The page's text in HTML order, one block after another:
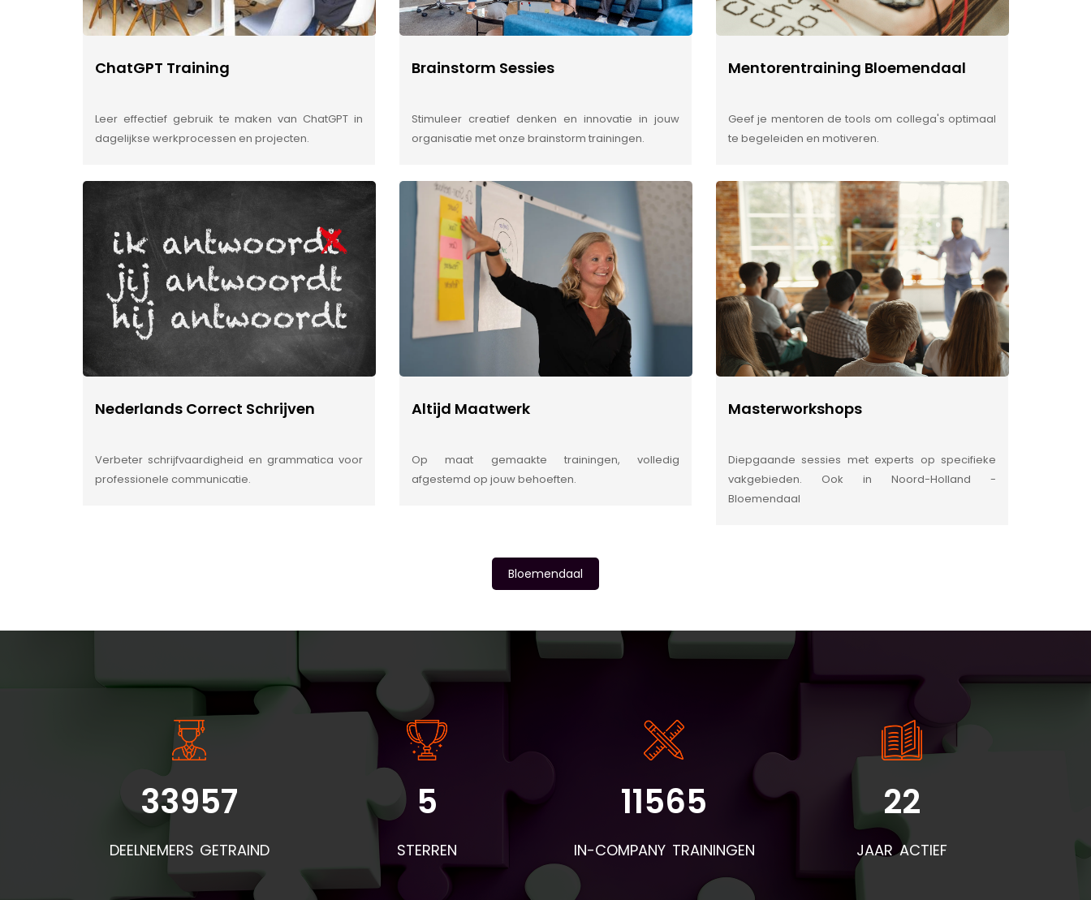
ChatGPT Training
Leer effectief gebruik te maken van ChatGPT in
dagelijkse werkprocessen en projecten.
Brainstorm Sessies
Stimuleer creatief denken en innovatie in jouw
organisatie met onze brainstorm trainingen.
Mentorentraining Bloemendaal
Geef je mentoren de tools om collega's optimaal
te begeleiden en motiveren.
Nederlands Correct Schrijven
Verbeter schrijfvaardigheid en grammatica voor
professionele communicatie.
Altijd Maatwerk
Op maat gemaakte trainingen, volledig
afgestemd op jouw behoeften.
Masterworkshops
Diepgaande sessies met experts op specifieke
vakgebieden. Ook in Noord-Holland -
Bloemendaal
Bloemendaal
33957
DEELNEMERS GETRAIND
5
STERREN
11565
IN-COMPANY TRAININGEN
22
JAAR ACTIEF